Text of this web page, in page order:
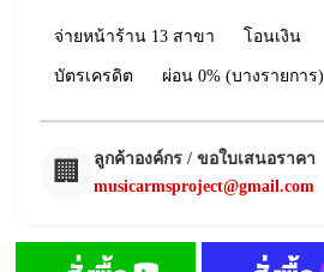
จ่ายหน้าร้าน 13 สาขา โอนเงิน
บัตรเครดิต ผ่อน 0% (บางรายการ)
🏢
ลูกค้าองค์กร / ขอใบเสนอราคา
musicarmsproject@gmail.com